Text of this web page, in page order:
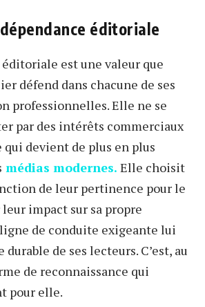
éditoriale
éditoriale est une valeur que
défend dans chacune de ses
professionnelles. Elle ne se
par des intérêts commerciaux
qui devient de plus en plus
médias modernes. Elle choisit
de leur pertinence pour le
impact sur sa propre
de conduite exigeante lui
de ses lecteurs. C’est, au
de reconnaissance qui
pour elle.